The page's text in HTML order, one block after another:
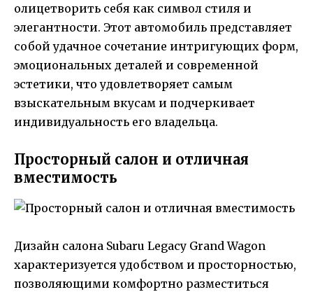
олицетворить себя как символ стиля и
элегантности. Этот автомобиль представляет
собой удачное сочетание интригующих форм,
эмоциональных деталей и современной
эстетики, что удовлетворяет самым
взыскательным вкусам и подчеркивает
индивидуальность его владельца.
Просторный салон и отличная
вместимость
Дизайн салона Subaru Legacy Grand Wagon
характеризуется удобством и просторностью,
позволяющими комфортно разместиться